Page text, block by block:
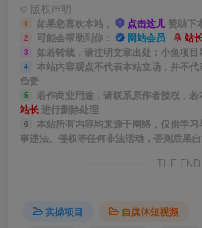
© 版权声明
1 如果您喜欢本站， 点击这儿赞助下
2 可能会帮助到你： 网站会员 | 站
3 如若转载，请注明文章出处：小鱼项目
4
本站内容观点不代表本站立场，并不
负责
5 若作商业用途，请联系原作者授权，
站长进行删除处理
6
本站所有内容均来源于网络，仅供学
事违法、侵权等任何非法活动，否则后果
THE END
实操项目
自媒体短视频